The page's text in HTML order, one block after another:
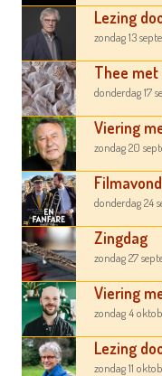
Lezing
zondag 13
Thee
donderdag 17
Viering
zondag 20
donderdag 24
Zingdag
zondag 27
Viering
zondag 4
Lezing
zondag 11